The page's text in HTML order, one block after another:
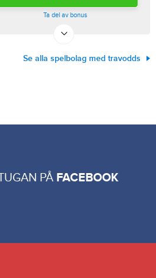
Ta del av bonus
Se alla spelbolag med travodds
PÅ FACEBOOK